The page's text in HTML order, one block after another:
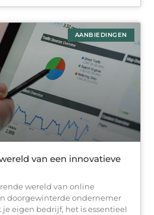
AANBIEDINGEN
van een innovatieve
wereld van online
doorgewinterde ondernemer
eigen bedrijf, het is essentieel